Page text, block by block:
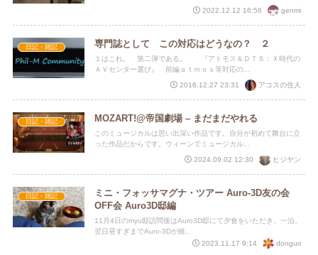
2022.12.12 16:56
genmi
日記・雑記 専門誌として この対応はどうなの？ ２
１はこれ。 第二弾である。 『アトモス＆ＤＴＳ：Ｘ時代の
ＡＶセンター選び』 前編ａｔｍｏｓ等対応の...
2016.12.27 23:31
アコスの住人
日記・雑記 MOZART!@帝国劇場 – まだまだやれる
このミュージカルは思い出深い作品です。自分が初めて舞台に立
った作品だからです。ウィーンでミュージカル...
2024.09.02 12:30
ヒジヤン
日記・雑記
ミニ・フォッサマグナ・ツアー Auro-3D友の会
OFF会 Auro3D邸編
11月4日のmyu邸訪問後はAuro3D邸にて夕食をいただき、一泊、
翌日昼すぎまでAuro-3Dが絡...
2023.11.17 9:14
donguri